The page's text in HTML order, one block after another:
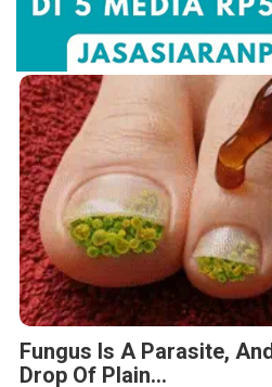
Fungus Is A Parasite,
Drop Of Plain...